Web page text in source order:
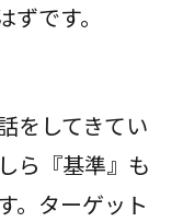
です。
をしてきてい
ら『基準』も
。ターゲット